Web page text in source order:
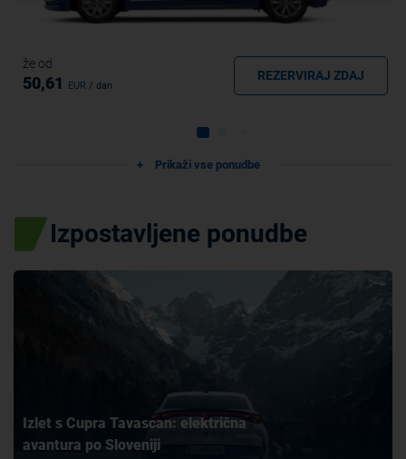
že od
50,61 EUR / dan
REZERVIRAJ ZDAJ
Prikaži vse ponudbe
Izpostavljene ponudbe
Izlet s Cupra Tavascan: električna
avantura po Sloveniji